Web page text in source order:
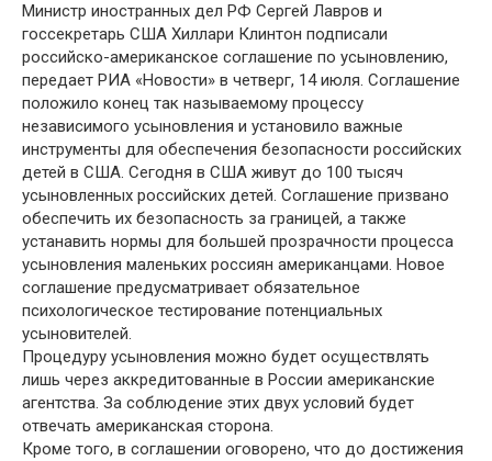
Министр иностранных дел РФ Сергей Лавров и
госсекретарь США Хиллари Клинтон подписали
российско-американское соглашение по усыновлению,
передает РИА «Новости» в четверг, 14 июля. Соглашение
положило конец так называемому процессу
независимого усыновления и установило важные
инструменты для обеспечения безопасности российских
детей в США. Сегодня в США живут до 100 тысяч
усыновленных российских детей. Соглашение призвано
обеспечить их безопасность за границей, а также
устанавить нормы для большей прозрачности процесса
усыновления маленьких россиян американцами. Новое
соглашение предусматривает обязательное
психологическое тестирование потенциальных
усыновителей.
Процедуру усыновления можно будет осуществлять
лишь через аккредитованные в России американские
агентства. За соблюдение этих двух условий будет
отвечать американская сторона.
Кроме того, в соглашении оговорено, что до достижения